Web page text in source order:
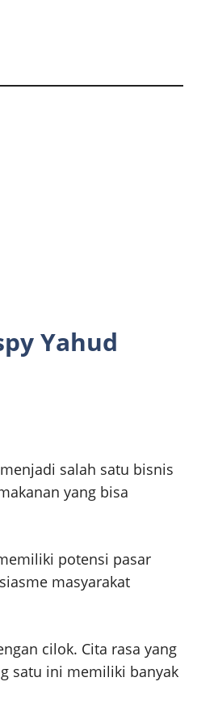
Yahud
salah satu bisnis
yang bisa
potensi pasar
masyarakat
cilok. Cita rasa yang
satu ini memiliki banyak